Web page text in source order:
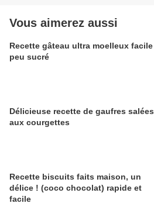
Vous aimerez aussi
Recette gâteau ultra moelleux facile
peu sucré
Délicieuse recette de gaufres salées
aux courgettes
Recette biscuits faits maison, un
délice ! (coco chocolat) rapide et
facile